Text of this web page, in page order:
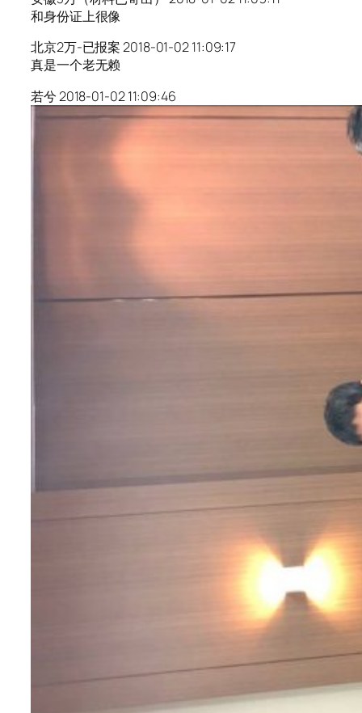
和身份证上很像
北京2万-已报案 2018-01-02 11:09:17
真是一个老无赖
若兮 2018-01-02 11:09:46